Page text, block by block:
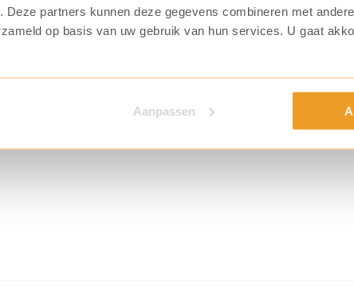
Deze partners kunnen deze gegevens combineren met
op basis van uw gebruik van hun services. U gaat
Aanpassen